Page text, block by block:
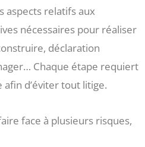
aspects relatifs aux
nécessaires pour réaliser
déclaration
Chaque étape requiert
d’éviter tout litige.
face à plusieurs risques,